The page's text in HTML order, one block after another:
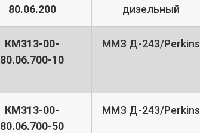
80.06.200
дизельный
КМ313-00-
80.06.700-10
ММЗ Д-243/Perkins
КМ313-00-
80.06.700-50
ММЗ Д-243/Perkins